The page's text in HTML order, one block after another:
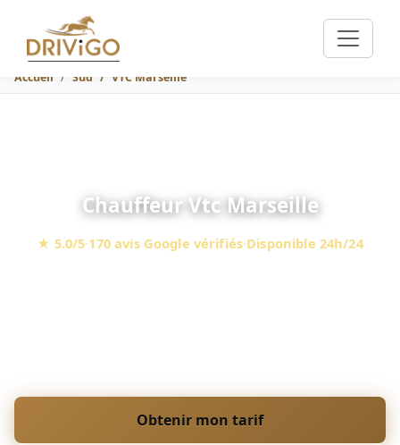
Accueil Sud VTC Marseille
Chauffeur Vtc Marseille
★ 5.0/5·170 avis Google vérifiés·Disponible 24h/24
Obtenir mon tarif